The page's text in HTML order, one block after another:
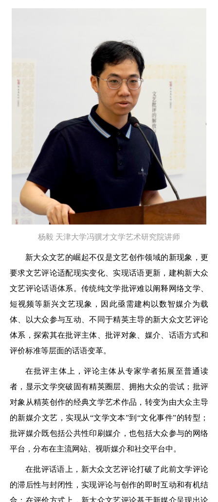
杨毅 天津大学冯骥才文学艺术研究院讲师
新大众文艺的崛起不仅是文艺创作领域的新现象，更
要求文艺评论适配现实变化、实现话语更新，建构新大众
文艺评论话语体系。传统纯文学批评难以阐释网络文学、
短视频等新兴文艺现象，因此亟需建构以数智媒介为载
体、以大众参与互动、不同于精英主导的新大众文艺评论
体系，探索其在批评主体、批评对象、媒介、话语方式和
评价标准等层面的话语变革。
在批评主体上，评论主体从专家学者拓展至普通读
者，显示文学突破固有精英圈层、拥抱大众的尝试；批评
对象从精英创作的经典文学艺术作品，转变为由大众主导
的新媒介文艺，实现从“文学文本”到“文化事件”的转型；
批评媒介既包括公共性印刷媒介，也包括大众参与的网络
平台，分布在主流网站、视听媒介和社交平台中。
在批评话语上，新大众文艺评论打破了此前文学评论
的滞后性与封闭性，实现评论与创作的即时互动和有机结
合；在评价方式上，新大众文艺评论基于新媒介呈现出论